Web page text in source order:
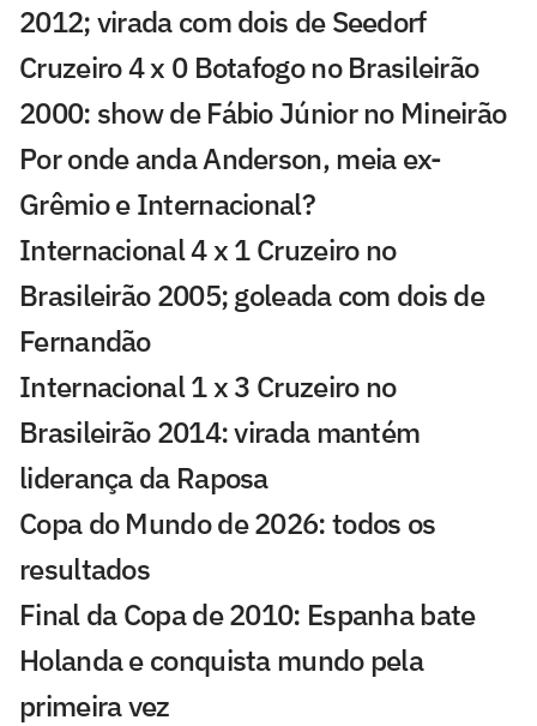
2012; virada com dois de Seedorf
Cruzeiro 4 x 0 Botafogo no Brasileirão
2000: show de Fábio Júnior no Mineirão
Por onde anda Anderson, meia ex-
Grêmio e Internacional?
Internacional 4 x 1 Cruzeiro no
Brasileirão 2005; goleada com dois de
Fernandão
Internacional 1 x 3 Cruzeiro no
Brasileirão 2014: virada mantém
liderança da Raposa
Copa do Mundo de 2026: todos os
resultados
Final da Copa de 2010: Espanha bate
Holanda e conquista mundo pela
primeira vez